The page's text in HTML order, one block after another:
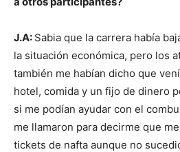
J.A: Sabia que la carrera había
la situación económica, pero los
también me habían dicho que
hotel, comida y un fijo de dinero
si me podían ayudar con el
me llamaron para decirme que
tickets de nafta aunque no